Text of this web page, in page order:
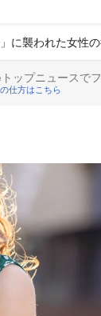
に襲われた女性
ップニュースで
仕方はこちら